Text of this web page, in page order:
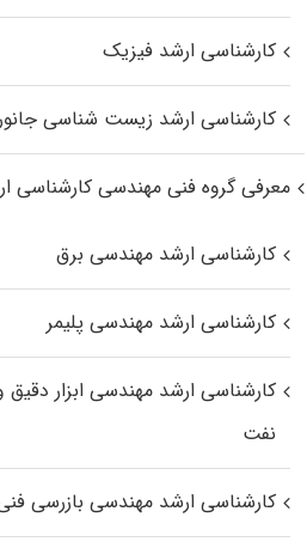
کارشناسی ارشد فیزیک
کارشناسی ارشد زیست‌ شناسی
معرفی گروه فنی مهندسی کارشناسی
کارشناسی ارشد مهندسی برق
کارشناسی ارشد مهندسی پلیمر
کارشناسی ارشد مهندسی ابزار دقیق
نفت
کارشناسی ارشد مهندسی بازرسی